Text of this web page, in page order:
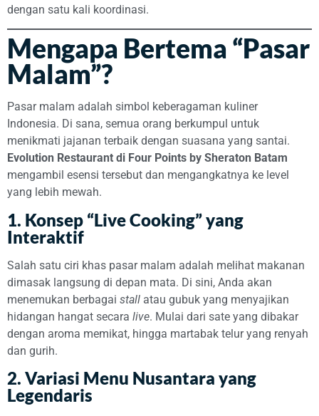
dengan satu kali koordinasi.
Mengapa Bertema “Pasar
Malam”?
Pasar malam adalah simbol keberagaman kuliner
Indonesia. Di sana, semua orang berkumpul untuk
menikmati jajanan terbaik dengan suasana yang santai.
Evolution Restaurant di Four Points by Sheraton Batam
mengambil esensi tersebut dan mengangkatnya ke level
yang lebih mewah.
1. Konsep “Live Cooking” yang
Interaktif
Salah satu ciri khas pasar malam adalah melihat makanan
dimasak langsung di depan mata. Di sini, Anda akan
menemukan berbagai stall atau gubuk yang menyajikan
hidangan hangat secara live. Mulai dari sate yang dibakar
dengan aroma memikat, hingga martabak telur yang renyah
dan gurih.
2. Variasi Menu Nusantara yang
Legendaris